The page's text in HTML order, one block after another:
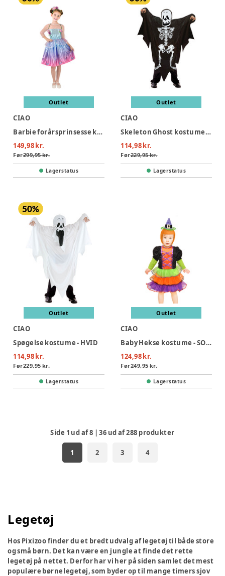
Outlet
CIAO
Barbie forårsprinsesse kostume - MULTI
149,98 kr.
Før299,95 kr.
Lagerstatus
Outlet
CIAO
Skeleton Ghost kostume - SORT
114,98 kr.
Før229,95 kr.
Lagerstatus
Outlet
CIAO
Spøgelse kostume - HVID
114,98 kr.
Før229,95 kr.
Lagerstatus
Outlet
CIAO
Baby Hekse kostume - SORT
124,98 kr.
Før249,95 kr.
Lagerstatus
Side 1 ud af8 |36 ud af288 produkter
1 2 3 4
Legetøj
Hos Pixizoo finder du et bredt udvalg af legetøj til både store
og små børn. Det kan være en jungle at finde det rette
legetøj på nettet. Derfor har vi her på siden samlet det mest
populære børnelegetøj, som byder op til mange timers sjov